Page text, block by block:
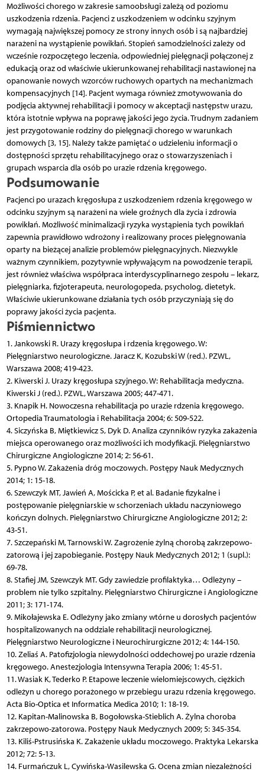
Możliwości chorego w zakresie samoobsługi zależą od poziomu
uszkodzenia rdzenia. Pacjenci z uszkodzeniem w odcinku szyjnym
wymagają największej pomocy ze strony innych osób i są najbardziej
narażeni na wystąpienie powikłań. Stopień samodzielności zależy od
wcześnie rozpoczętego leczenia, odpowiedniej pielęgnacji połączonej z
edukacją oraz od właściwie ukierunkowanej rehabilitacji nastawionej na
opanowanie nowych wzorców ruchowych opartych na mechanizmach
kompensacyjnych [14]. Pacjent wymaga również zmotywowania do
podjęcia aktywnej rehabilitacji i pomocy w akceptacji następstw urazu,
która istotnie wpływa na poprawę jakości jego życia. Trudnym zadaniem
jest przygotowanie rodziny do pielęgnacji chorego w warunkach
domowych [3, 15]. Należy także pamiętać o udzieleniu informacji o
dostępności sprzętu rehabilitacyjnego oraz o stowarzyszeniach i
grupach wsparcia dla osób po urazie rdzenia kręgowego.
Podsumowanie
Pacjenci po urazach kręgosłupa z uszkodzeniem rdzenia kręgowego w
odcinku szyjnym są narażeni na wiele groźnych dla życia i zdrowia
powikłań. Możliwość minimalizacji ryzyka wystąpienia tych powikłań
zapewnia prawidłowo wdrożony i realizowany proces pielęgnowania
oparty na bieżącej analizie problemów pielęgnacyjnych. Niezwykle
ważnym czynnikiem, pozytywnie wpływającym na powodzenie terapii,
jest również właściwa współpraca interdyscyplinarnego zespołu – lekarz,
pielęgniarka, fizjoterapeuta, neurologopeda, psycholog, dietetyk.
Właściwie ukierunkowane działania tych osób przyczyniają się do
poprawy jakości życia pacjenta.
Piśmiennictwo
1. Jankowski R. Urazy kręgosłupa i rdzenia kręgowego. W:
Pielęgniarstwo neurologiczne. Jaracz K, Kozubski W (red.). PZWL,
Warszawa 2008; 419-423.
2. Kiwerski J. Urazy kręgosłupa szyjnego. W: Rehabilitacja medyczna.
Kiwerski J (red.). PZWL, Warszawa 2005; 447-471.
3. Knapik H. Nowoczesna rehabilitacja po urazie rdzenia kręgowego.
Ortopedia Traumatologia i Rehabilitacja 2004; 6: 509-522.
4. Siczyńska B, Miętkiewicz S, Dyk D. Analiza czynników ryzyka zakażenia
miejsca operowanego oraz możliwości ich modyfikacji. Pielęgniarstwo
Chirurgiczne Angiologiczne 2014; 2: 56-61.
5. Pypno W. Zakażenia dróg moczowych. Postępy Nauk Medycznych
2014; 1: 15-18.
6. Szewczyk MT, Jawień A, Mościcka P, et al. Badanie fizykalne i
postępowanie pielęgniarskie w schorzeniach układu naczyniowego
kończyn dolnych. Pielęgniarstwo Chirurgiczne Angiologiczne 2012; 2:
43-51.
7. Szczepański M, Tarnowski W. Zagrożenie żylną chorobą zakrzepowo-
zatorową i jej zapobieganie. Postępy Nauk Medycznych 2012; 1 (supl.):
69-78.
8. Stafiej JM, Szewczyk MT. Gdy zawiedzie profilaktyka… Odleżyny –
problem nie tylko szpitalny. Pielęgniarstwo Chirurgiczne i Angiologiczne
2011; 3: 171-174.
9. Mikołajewska E. Odleżyny jako zmiany wtórne u dorosłych pacjentów
hospitalizowanych na oddziale rehabilitacji neurologicznej.
Pielęgniarstwo Neurologiczne i Neurochirurgiczne 2012; 4: 144-150.
10. Zeliaś A. Patofizjologia niewydolności oddechowej po urazie rdzenia
kręgowego. Anestezjologia Intensywna Terapia 2006; 1: 45-51.
11. Wasiak K, Tederko P. Etapowe leczenie wielomiejscowych, ciężkich
odleżyn u chorego porażonego w przebiegu urazu rdzenia kręgowego.
Acta Bio-Optica et Informatica Medica 2010; 1: 18-19.
12. Kapitan-Malinowska B, Bogołowska-Stieblich A. Żylna choroba
zakrzepowo-zatorowa. Postępy Nauk Medycznych 2009; 5: 345-354.
13. Kiliś-Pstrusińska K. Zakażenie układu moczowego. Praktyka Lekarska
2012; 72: 5-13.
14. Furmańczuk L, Cywińska-Wasilewska G. Ocena zmian niezależności